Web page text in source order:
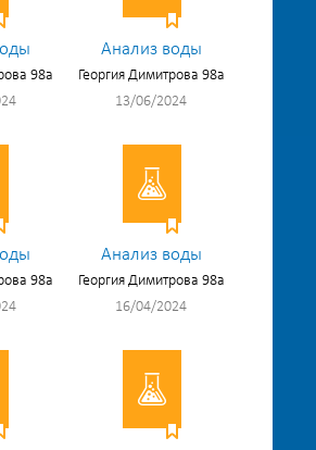
98а
Анализ воды
Георгия Димитрова 98а
13/06/2024
98а
Анализ воды
Георгия Димитрова 98а
16/04/2024